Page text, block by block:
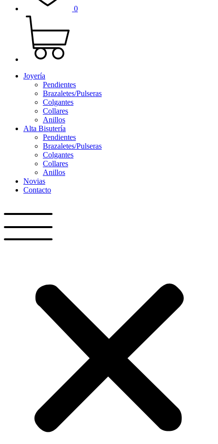
0
Joyería
Pendientes
Brazaletes/Pulseras
Colgantes
Collares
Anillos
Alta Bisutería
Pendientes
Brazaletes/Pulseras
Colgantes
Collares
Anillos
Novias
Contacto